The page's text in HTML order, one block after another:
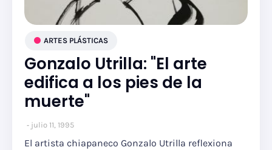
ARTES PLÁSTICAS
Gonzalo Utrilla: "El arte
edifica a los pies de la
muerte"
julio 11, 1995
El artista chiapaneco Gonzalo Utrilla reflexiona